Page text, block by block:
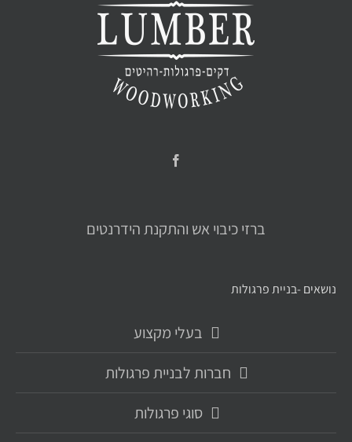
ברזי כיבוי אש והתקנת הידרנטים
נושאים -בניית פרגולות
בעלי מקצוע
חברות לבניית פרגולות
סוגי פרגולות